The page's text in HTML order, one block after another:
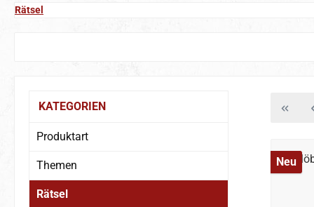
Rätsel
KATEGORIEN
Produktart
Themen
Rätsel
Neu